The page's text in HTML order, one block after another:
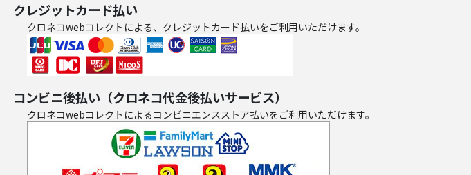
クレジットカード払い
クロネコwebコレクトによる、クレジットカード払いをご利用いただけます。
コンビニ後払い（クロネコ代金後払いサービス）
クロネコwebコレクトによるコンビニエンスストア払いをご利用いただけます。